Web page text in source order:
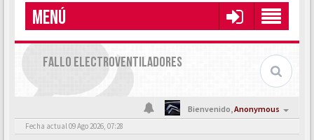
MENÚ
FALLO ELECTROVENTILADORES
Bienvenido,Anonymous
Fecha actual 09 Ago 2026, 07:28